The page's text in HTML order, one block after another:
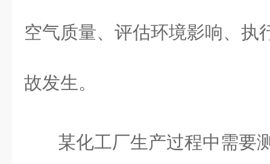
空气质量、评估环境影响、执
故发生。
某化工厂生产过程中需要